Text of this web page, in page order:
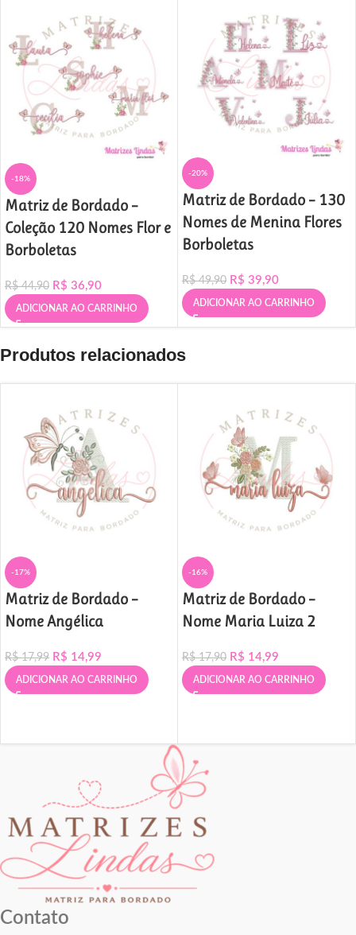
-18%
Matriz de Bordado –
Coleção 120 Nomes Flor e
Borboletas
R$44,90 R$ 36,90
ADICIONAR AO CARRINHO
-20%
Matriz de Bordado – 130
Nomes de Menina Flores
Borboletas
R$49,90 R$ 39,90
ADICIONAR AO CARRINHO
Produtos relacionados
-17%
Matriz de Bordado –
Nome Angélica
R$17,99 R$ 14,99
ADICIONAR AO CARRINHO
-16%
Matriz de Bordado –
Nome Maria Luiza 2
R$17,90 R$ 14,99
ADICIONAR AO CARRINHO
Contato